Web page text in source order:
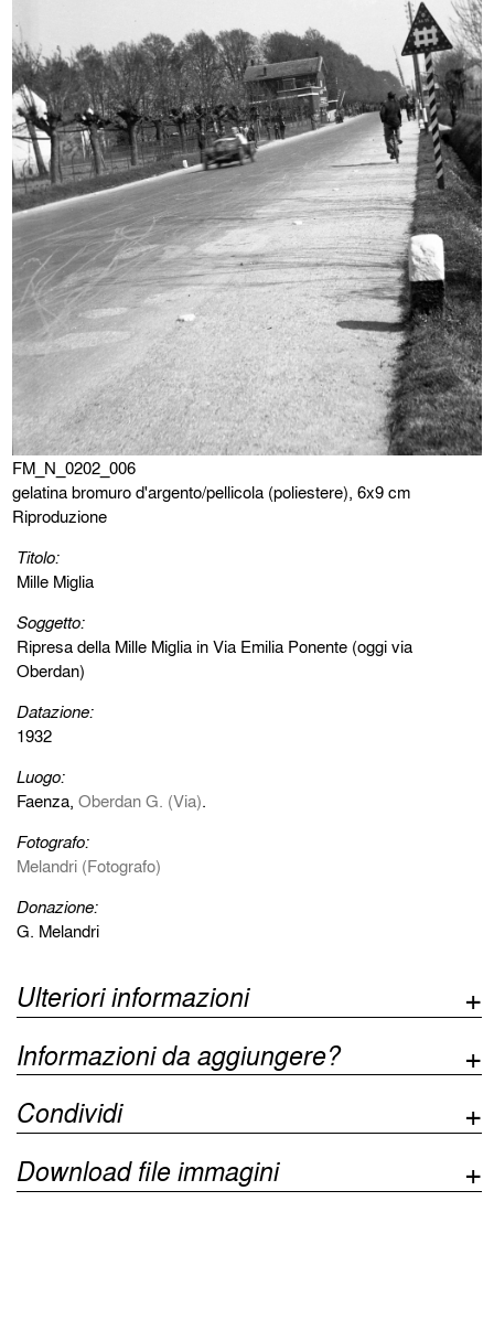
FM_N_0202_006
gelatina bromuro d'argento/pellicola (poliestere), 6x9 cm
Riproduzione
Titolo:
Mille Miglia
Soggetto:
Ripresa della Mille Miglia in Via Emilia Ponente (oggi via
Oberdan)
Datazione:
1932
Luogo:
Faenza,Oberdan G. (Via).
Fotografo:
Melandri (Fotografo)
Donazione:
G. Melandri
Ulteriori informazioni
Informazioni da aggiungere?
Condividi
Download file immagini